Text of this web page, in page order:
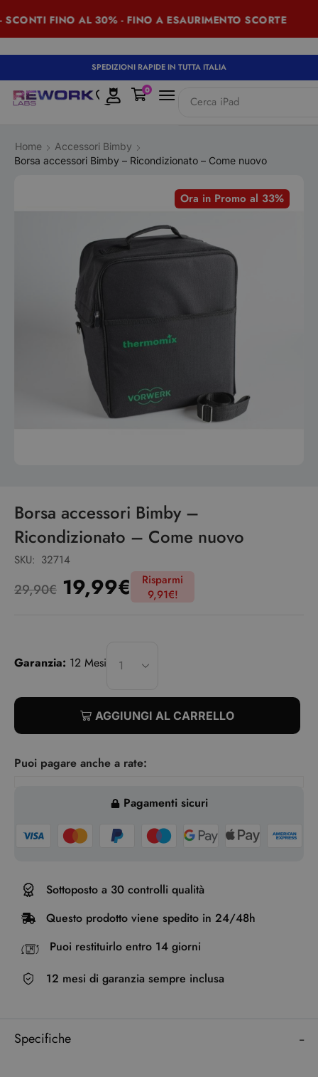
FINO AL 30% - FINO A ESAURIMENTO SCORTE
SPEDIZIONI RAPIDE IN TUTTA ITALIA
Cerca iPad
0
Home
Accessori Bimby
Borsa accessori Bimby – Ricondizionato – Come nuovo
Ora in Promo al 33%
Borsa accessori Bimby –
Ricondizionato – Come nuovo
SKU: 32714
29,90€ 19,99€
Risparmi
9,91€!
Garanzia: 12 Mesi
AGGIUNGI AL CARRELLO
Puoi pagare anche a rate:
Pagamenti sicuri
Sottoposto a 30 controlli qualità
Questo prodotto viene spedito in 24/48h
Puoi restituirlo entro 14 giorni
12 mesi di garanzia sempre inclusa
Specifiche